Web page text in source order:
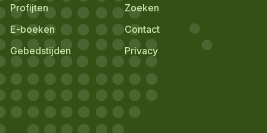
Profijten
E-boeken
Gebedstijden
Zoeken
Contact
Privacy